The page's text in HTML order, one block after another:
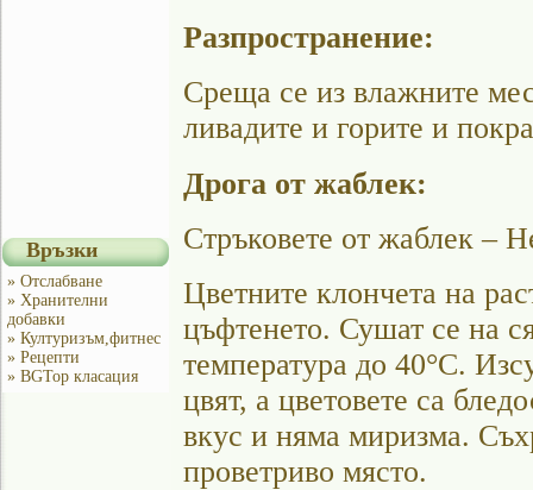
Връзки
» Отслабване
» Хранителни
добавки
» Културизъм,фитнес
» Рецепти
» BGTop класация
Разпространение:
Среща се из влажните
ливадите и горите и
Дрога от жаблек:
Стръковете от жаблек –
Цветните клончета на
цъфтенето. Сушат се на
температура до 40°С.
цвят, а цветовете са
вкус и няма миризма.
проветриво място.